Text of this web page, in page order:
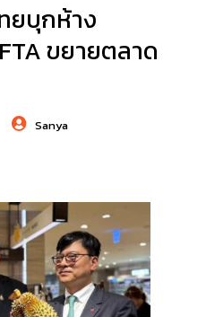
ยบุกห้าง
ขยายตลาด
Sanya